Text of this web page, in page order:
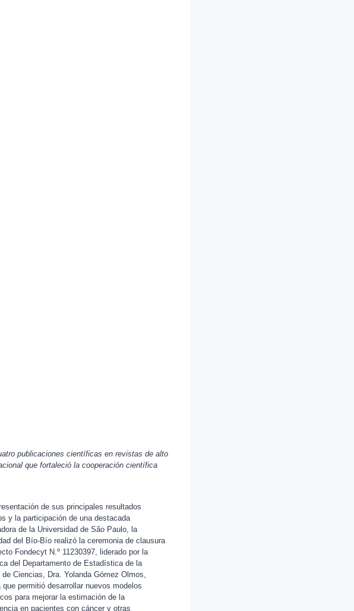
publicaciones científicas en revistas de alto
que fortaleció la cooperación científica
de sus principales resultados
y la participación de una destacada
de la Universidad de São Paulo, la
del Bío-Bío realizó la ceremonia de clausura
Fondecyt N.º 11230397, liderado por la
del Departamento de Estadística de la
de Ciencias, Dra. Yolanda Gómez Olmos,
que permitió desarrollar nuevos modelos
para mejorar la estimación de la
en pacientes con cáncer y otras